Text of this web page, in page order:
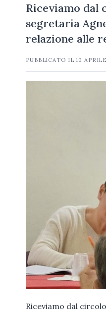
Riceviamo dal
segretaria
relazione alle
PUBBLICATO IL10
Riceviamo dal